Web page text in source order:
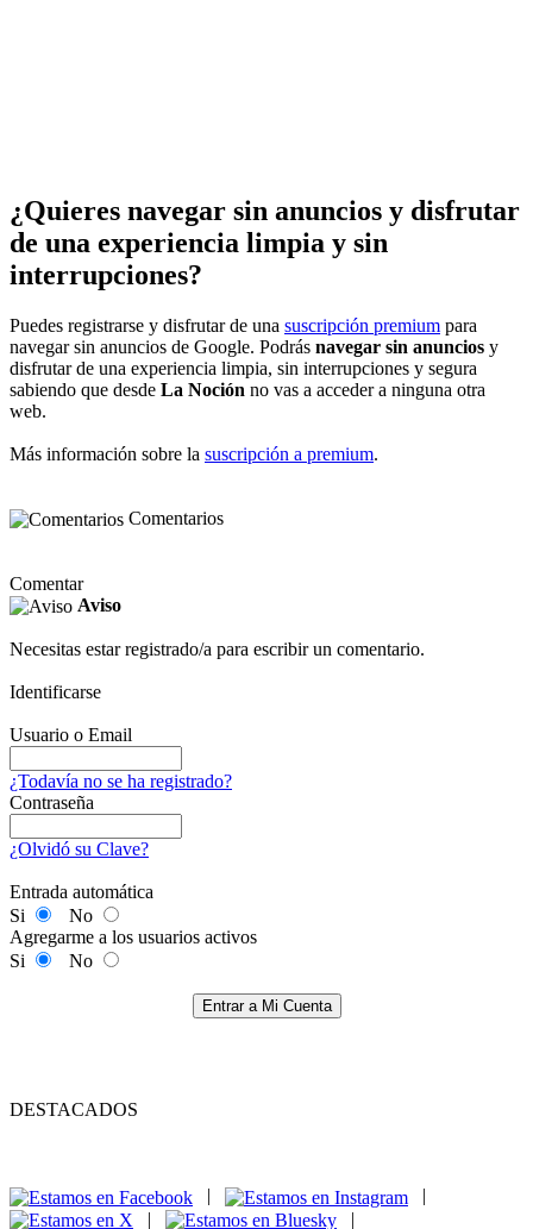
¿Quieres navegar sin anuncios y disfrutar
de una experiencia limpia y sin
interrupciones?
Puedes registrarse y disfrutar de una suscripción premium para
navegar sin anuncios de Google. Podrás navegar sin anuncios y
disfrutar de una experiencia limpia, sin interrupciones y segura
sabiendo que desde La Noción no vas a acceder a ninguna otra
web.
Más información sobre la suscripción a premium.
Comentarios
Comentar
Aviso
Necesitas estar registrado/a para escribir un comentario.
Identificarse
Usuario o Email
¿Todavía no se ha registrado?
Contraseña
¿Olvidó su Clave?
Entrada automática
Si
No
Agregarme a los usuarios activos
Si
No
Entrar a Mi Cuenta
DESTACADOS
|
|